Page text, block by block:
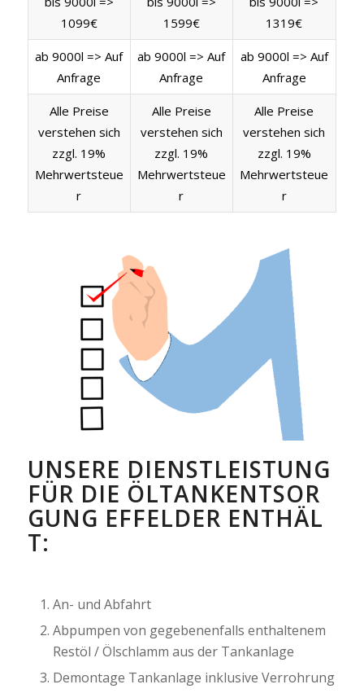
1099€
1599€
1319€
ab 9000l => Auf
Anfrage
ab 9000l => Auf
Anfrage
ab 9000l => Auf
Anfrage
Alle Preise
verstehen sich
zzgl. 19%
Mehrwertsteue
r
Alle Preise
verstehen sich
zzgl. 19%
Mehrwertsteue
r
Alle Preise
verstehen sich
zzgl. 19%
Mehrwertsteue
r
UNSERE DIENSTLEISTUNG
FÜR DIE ÖLTANKENTSOR
GUNG EFFELDER ENTHÄL
T:
An- und Abfahrt
Abpumpen von gegebenenfalls enthaltenem
Restöl / Ölschlamm aus der Tankanlage
Demontage Tankanlage inklusive Verrohrung